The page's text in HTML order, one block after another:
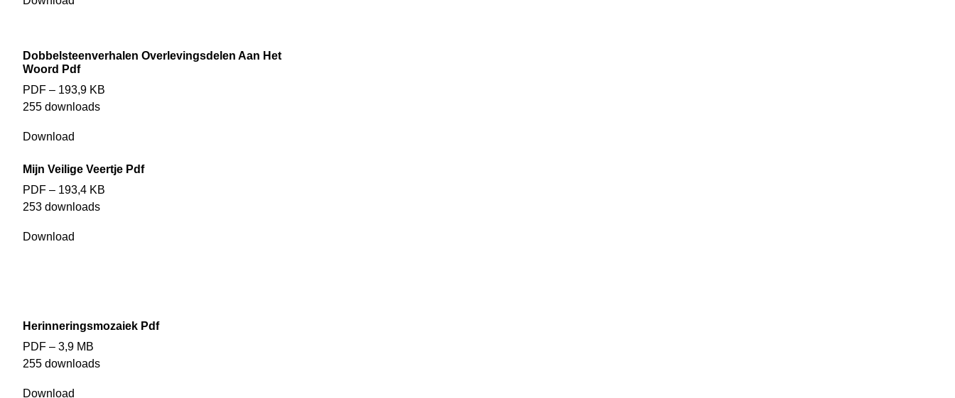
Dobbelsteenverhalen Overlevingsdelen Aan Het
Woord Pdf
PDF – 193,9 KB
255 downloads
Download
Mijn Veilige Veertje Pdf
PDF – 193,4 KB
253 downloads
Download
Herinneringsmozaiek Pdf
PDF – 3,9 MB
255 downloads
Download